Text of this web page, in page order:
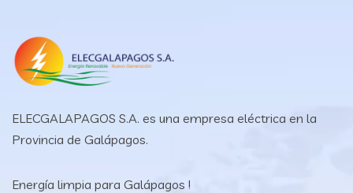
ELECGALAPAGOS S.A. es una empresa eléctrica en la
Provincia de Galápagos.
Energía limpia para Galápagos !